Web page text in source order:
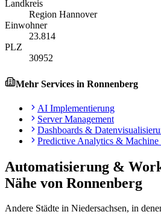
Landkreis
Region Hannover
Einwohner
23.814
PLZ
30952
Mehr Services in Ronnenberg
AI Implementierung
Server Management
Dashboards &
Predictive Analytics & Machine
Automatisierung &
Nähe von Ronnenberg
Andere Städte in Niedersachsen, in